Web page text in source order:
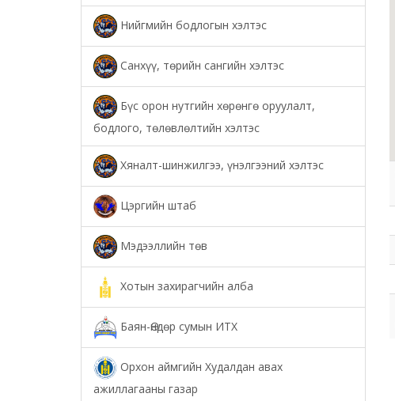
Нийгмийн бодлогын хэлтэс
Санхүү, төрийн сангийн хэлтэс
Бүс орон нутгийн хөрөнгө оруулалт,
бодлого, төлөвлөлтийн хэлтэс
Хяналт-шинжилгээ, үнэлгээний хэлтэс
Цэргийн штаб
Мэдээллийн төв
Хотын захирагчийн алба
Баян-Өндөр сумын ИТХ
Орхон аймгийн Худалдан авах
ажиллагааны газар